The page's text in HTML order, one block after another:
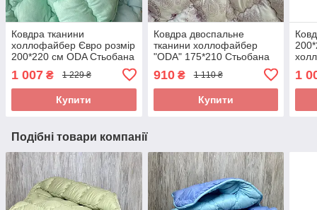
Ковдра тканини
холлофайбер Євро розмір
200*220 см ODA Стьобана
1 007 ₴ 1 229 ₴
Купити
Ковдра двоспальне
тканини холлофайбер
"ODA" 175*210 Стьобана
910₴ 1 110 ₴
Купити
1
Подібні товари компанії